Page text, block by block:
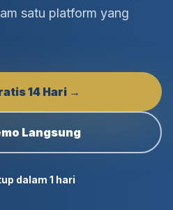
satu platform yang
14 Hari →
Langsung
dalam 1 hari